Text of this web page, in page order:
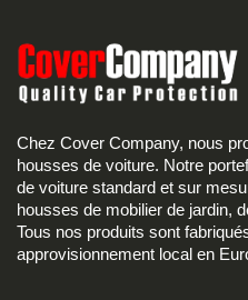
Chez Cover Company, nous
housses de voiture. Notre
de voiture standard et sur
housses de mobilier de jardin,
Tous nos produits sont
approvisionnement local en